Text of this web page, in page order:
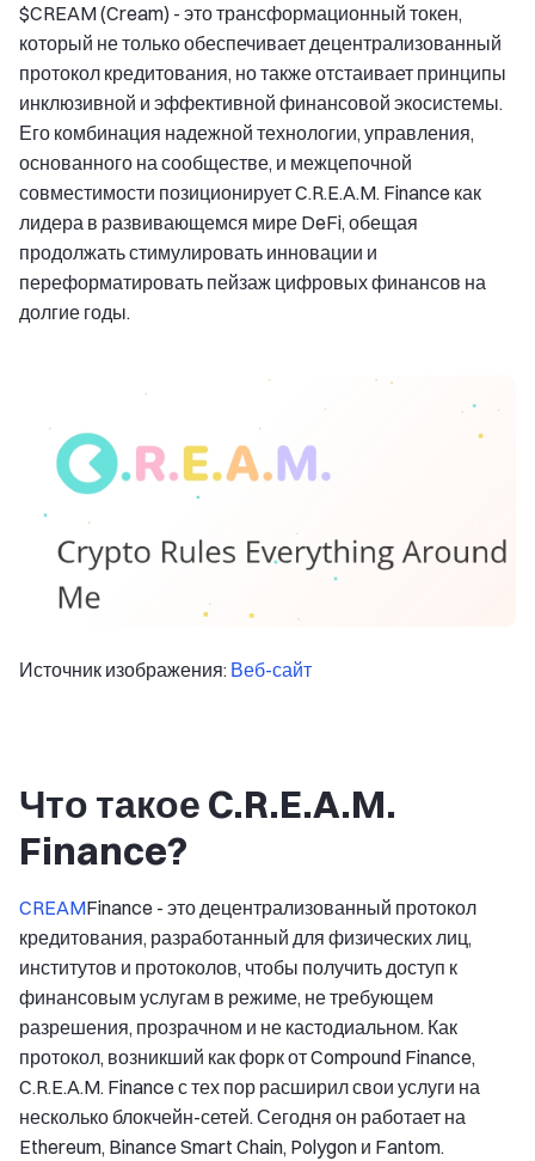
$CREAM (Cream) - это трансформационный токен,
который не только обеспечивает децентрализованный
протокол кредитования, но также отстаивает принципы
инклюзивной и эффективной финансовой экосистемы.
Его комбинация надежной технологии, управления,
основанного на сообществе, и межцепочной
совместимости позиционирует C.R.E.A.M. Finance как
лидера в развивающемся мире DeFi, обещая
продолжать стимулировать инновации и
переформатировать пейзаж цифровых финансов на
долгие годы.
Источник изображения: Веб-сайт
Что такое C.R.E.A.M.
Finance?
CREAMFinance - это децентрализованный протокол
кредитования, разработанный для физических лиц,
институтов и протоколов, чтобы получить доступ к
финансовым услугам в режиме, не требующем
разрешения, прозрачном и не кастодиальном. Как
протокол, возникший как форк от Compound Finance,
C.R.E.A.M. Finance с тех пор расширил свои услуги на
несколько блокчейн-сетей. Сегодня он работает на
Ethereum, Binance Smart Chain, Polygon и Fantom.